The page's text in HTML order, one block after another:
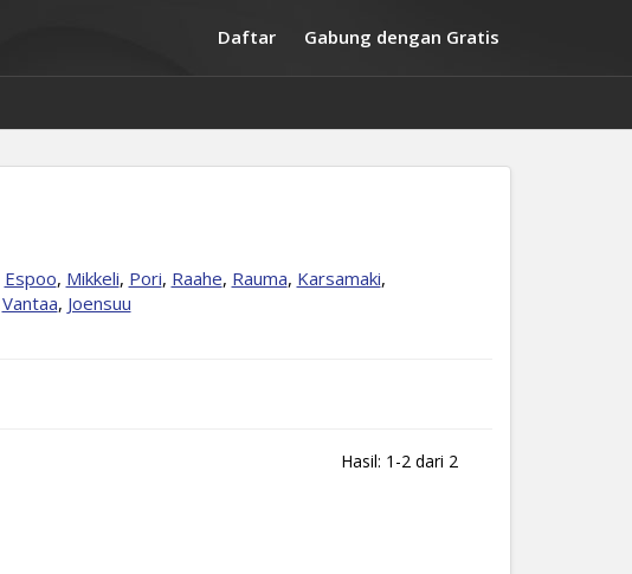
Daftar Gabung dengan Gratis
Espoo, Mikkeli, Pori, Raahe, Rauma, Karsamaki,
Vantaa, Joensuu
Hasil: 1-2 dari 2